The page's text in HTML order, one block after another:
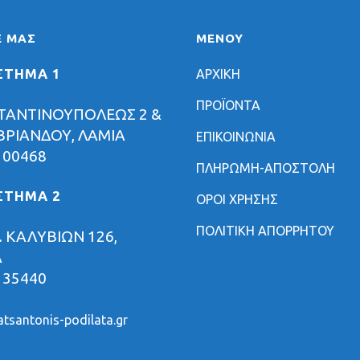
ΜΑΣ
1
2 &
ΛΑΜΙΑ
2
126,
podilata.gr
ΜΕΝΟΥ
ΑΡΧΙΚΗ
ΠΡΟΪΟΝΤΑ
ΕΠΙΚΟΙΝΩΝΙΑ
ΠΛΗΡΩΜΗ-ΑΠΟΣΤΟΛΗ
ΟΡΟΙ ΧΡΗΣΗΣ
ΠΟΛΙΤΙΚΗ ΑΠΟΡΡΗΤΟΥ